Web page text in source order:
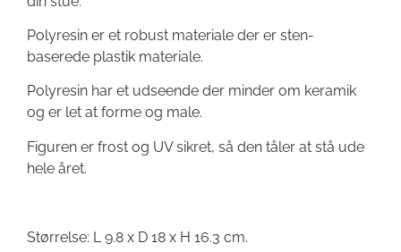
Polyresin er et robust materiale der er sten-
baserede plastik materiale.
Polyresin har et udseende der minder om keramik
og er let at forme og male.
Figuren er frost og UV sikret, så den tåler at stå ude
hele året.
Størrelse: L 9.8 x D 18 x H 16.3 cm.